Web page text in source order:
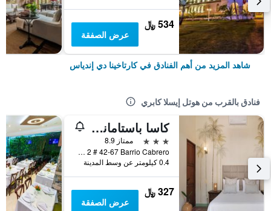
534 ﷼
عرض الصفقة
شاهد المزيد من أهم الفنادق في كارتاخينا دي إندياس
فنادق بالقرب من هوتل إيسلا كابري
كاسا باستامانت هوتل بوتيك
3 نجوم
ممتاز 8.9
Carrera 2 # 42-67 Barrio Cabrero, كارتاخينا دي إندياس, كولومبيا
0.4 كيلومتر عن وسط المدينة
327 ﷼
عرض الصفقة